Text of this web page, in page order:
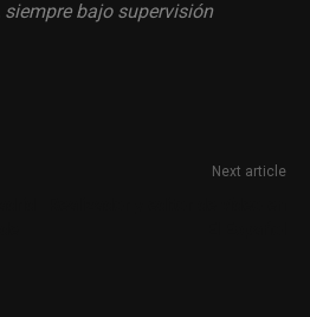
bajo supervisión
Next article